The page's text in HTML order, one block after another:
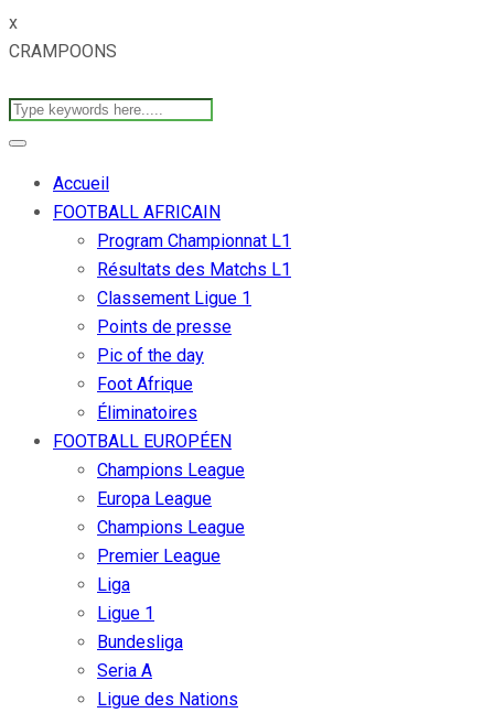
x
CRAMPOONS
Accueil
FOOTBALL AFRICAIN
Program Championnat L1
Résultats des Matchs L1
Classement Ligue 1
Points de presse
Pic of the day
Foot Afrique
Éliminatoires
FOOTBALL EUROPÉEN
Champions League
Europa League
Champions League
Premier League
Liga
Ligue 1
Bundesliga
Seria A
Ligue des Nations